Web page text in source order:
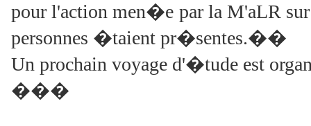
pour l'action men�e par la M'aLR
personnes �taient pr�sentes.��
Un prochain voyage d'�tude est
���